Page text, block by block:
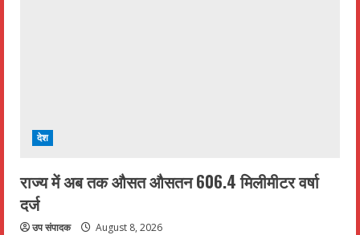
देश
राज्य में अब तक औसत औसतन 606.4 मिलीमीटर वर्षा
दर्ज
उप संपादक August 8, 2026